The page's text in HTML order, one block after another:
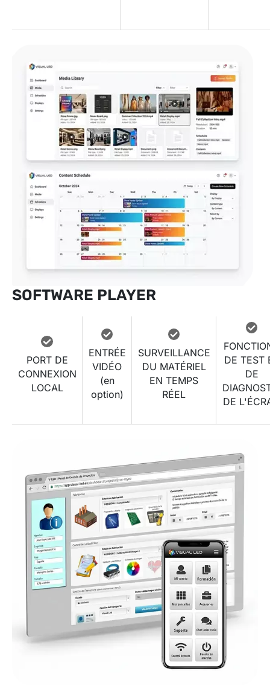
SOFTWARE PLAYER
PORT DE
CONNEXION
LOCAL
ENTRÉE
VIDÉO
(en
option)
SURVEILLANCE
DU MATÉRIEL
EN TEMPS
RÉEL
DE TEST
DE
DE